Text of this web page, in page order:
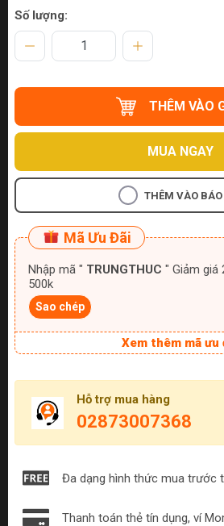
Số lượng:
THÊM VÀO
MUA NGAY
THÊM VÀO
Mã Ưu Đãi
Nhập mã " TRUNGTHUC " Giảm giá 20k cho đơn hàng từ
500k
Sao chép
Xem thêm mã ưu
Hỗ trợ mua hàng
02873007368
Đa dạng hình thức mua trước
Thanh toán thẻ tín dụng, ví